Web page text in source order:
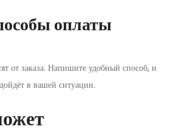
оплаты
от заказа. Напишите удобный способ, и
в вашей ситуации.